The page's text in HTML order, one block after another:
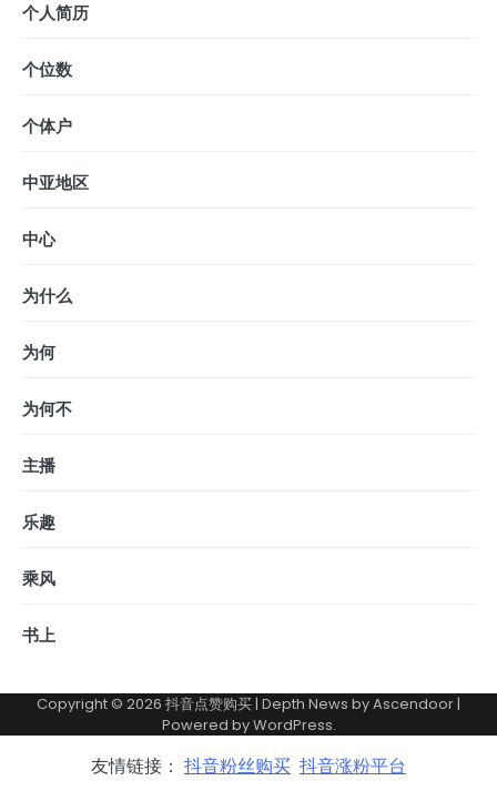
个人简历
个位数
个体户
中亚地区
中心
为什么
为何
为何不
主播
乐趣
乘风
书上
Copyright © 2026 抖音点赞购买| Depth News byAscendoor|
Powered byWordPress.
友情链接： 抖音粉丝购买 抖音涨粉平台